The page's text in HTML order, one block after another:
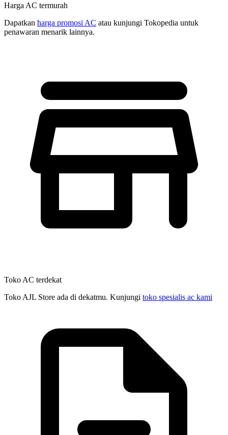
Harga AC termurah
Dapatkan harga promosi AC atau kunjungi Tokopedia untuk
penawaran menarik lainnya.
Toko AC terdekat
Toko AJL Store ada di dekatmu. Kunjungi toko spesialis ac kami